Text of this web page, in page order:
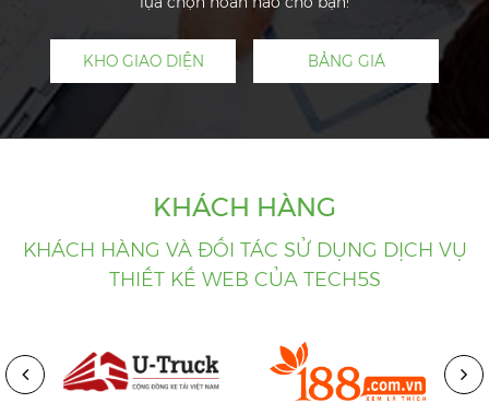
KHO GIAO DIỆN BẢNG GIÁ
KHÁCH HÀNG
KHÁCH HÀNG VÀ ĐỐI TÁC SỬ DỤNG DỊCH VỤ
THIẾT KẾ WEB CỦA TECH5S